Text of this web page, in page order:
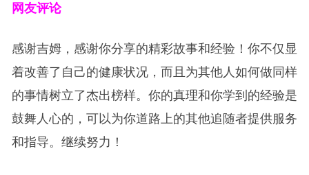
网友评论
感谢吉姆，感谢你分享的精彩故事和经验！你不仅显
着改善了自己的健康状况，而且为其他人如何做同样
的事情树立了杰出榜样。你的真理和你学到的经验是
鼓舞人心的，可以为你道路上的其他追随者提供服务
和指导。继续努力！